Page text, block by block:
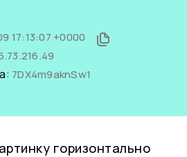
17:13:07 +0000
7DX4m9aknSw1
горизонтально